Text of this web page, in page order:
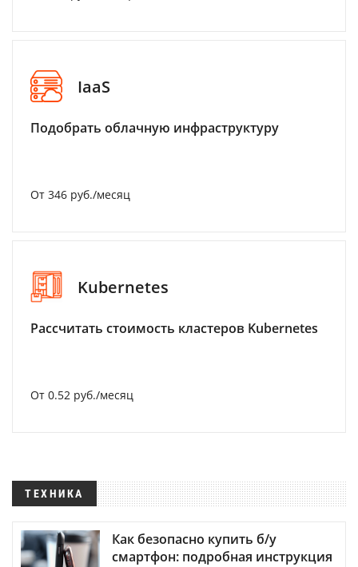
IaaS
Подобрать облачную инфраструктуру
От 346 руб./месяц
Kubernetes
Рассчитать стоимость кластеров Kubernetes
От 0.52 руб./месяц
ТЕХНИКА
Как безопасно купить б/у
смартфон: подробная инструкция